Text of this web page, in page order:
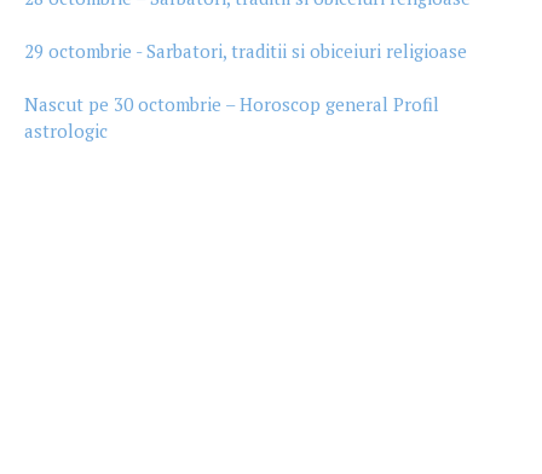
29 octombrie - Sarbatori, traditii si obiceiuri religioase
Nascut pe 30 octombrie – Horoscop general Profil
astrologic